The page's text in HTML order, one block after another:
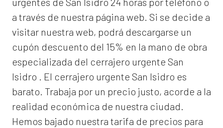
a través de nuestra página web. Si se decide a
visitar nuestra web, podrá descargarse un
cupón descuento del 15% en la mano de obra
especializada del cerrajero urgente San
Isidro . El cerrajero urgente San Isidro es
barato. Trabaja por un precio justo, acorde a la
realidad económica de nuestra ciudad.
Hemos bajado nuestra tarifa de precios para